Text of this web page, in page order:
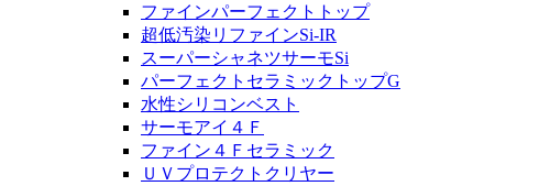
ファインパーフェクトトップ
超低汚染リファインSi-IR
スーパーシャネツサーモSi
パーフェクトセラミックトップG
水性シリコンベスト
サーモアイ４Ｆ
ファイン４Ｆセラミック
ＵＶプロテクトクリヤー